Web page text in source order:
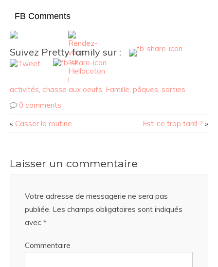
FB Comments
Suivez Pretty family sur :
activités, chasse aux oeufs, Famille, pâques, sorties
0 comments
« Casser la routine Est-ce trop tard ? »
Laisser un commentaire
Votre adresse de messagerie ne sera pas
publiée. Les champs obligatoires sont indiqués
avec *
Commentaire